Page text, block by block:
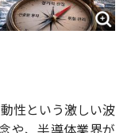
性という激しい波
や、半導体業界が